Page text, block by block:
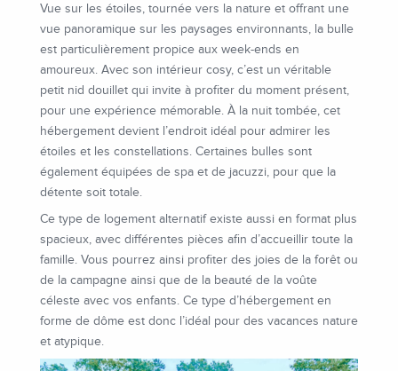
Vue sur les étoiles, tournée vers la nature et offrant une
vue panoramique sur les paysages environnants, la bulle
est particulièrement propice aux week-ends en
amoureux. Avec son intérieur cosy, c’est un véritable
petit nid douillet qui invite à profiter du moment présent,
pour une expérience mémorable. À la nuit tombée, cet
hébergement devient l’endroit idéal pour admirer les
étoiles et les constellations. Certaines bulles sont
également équipées de spa et de jacuzzi, pour que la
détente soit totale.
Ce type de logement alternatif existe aussi en format plus
spacieux, avec différentes pièces afin d’accueillir toute la
famille. Vous pourrez ainsi profiter des joies de la forêt ou
de la campagne ainsi que de la beauté de la voûte
céleste avec vos enfants. Ce type d’hébergement en
forme de dôme est donc l’idéal pour des vacances nature
et atypique.